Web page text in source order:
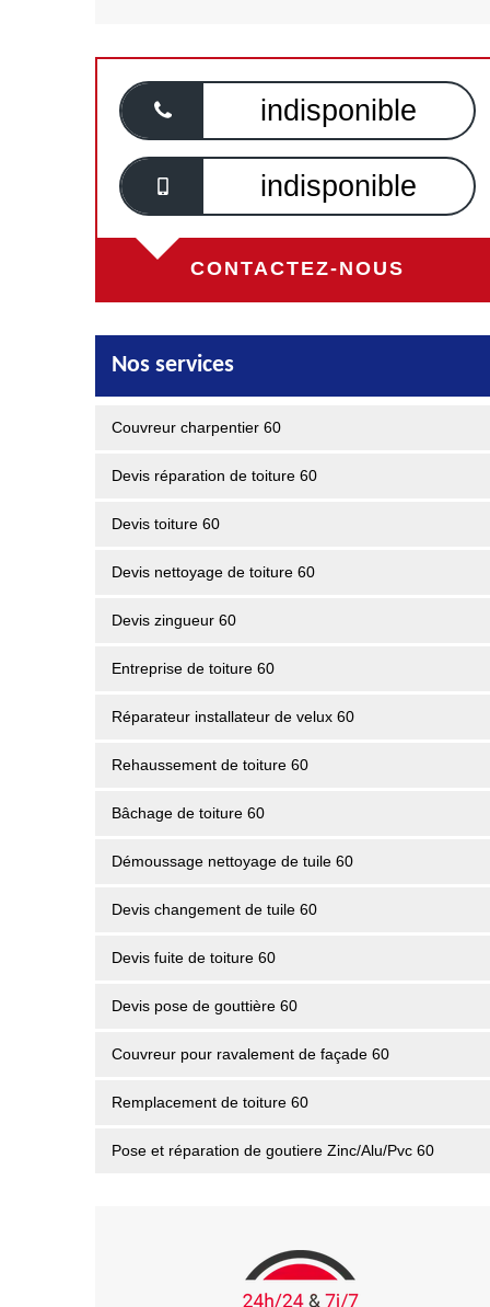
indisponible
indisponible
CONTACTEZ-NOUS
Nos services
Couvreur charpentier 60
Devis réparation de toiture 60
Devis toiture 60
Devis nettoyage de toiture 60
Devis zingueur 60
Entreprise de toiture 60
Réparateur installateur de velux 60
Rehaussement de toiture 60
Bâchage de toiture 60
Démoussage nettoyage de tuile 60
Devis changement de tuile 60
Devis fuite de toiture 60
Devis pose de gouttière 60
Couvreur pour ravalement de façade 60
Remplacement de toiture 60
Pose et réparation de goutiere Zinc/Alu/Pvc 60